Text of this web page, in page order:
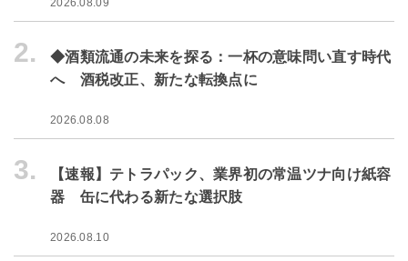
2026.08.09
2.
◆酒類流通の未来を探る：一杯の意味問い直す時代
へ 酒税改正、新たな転換点に
2026.08.08
3.
【速報】テトラパック、業界初の常温ツナ向け紙容
器 缶に代わる新たな選択肢
2026.08.10